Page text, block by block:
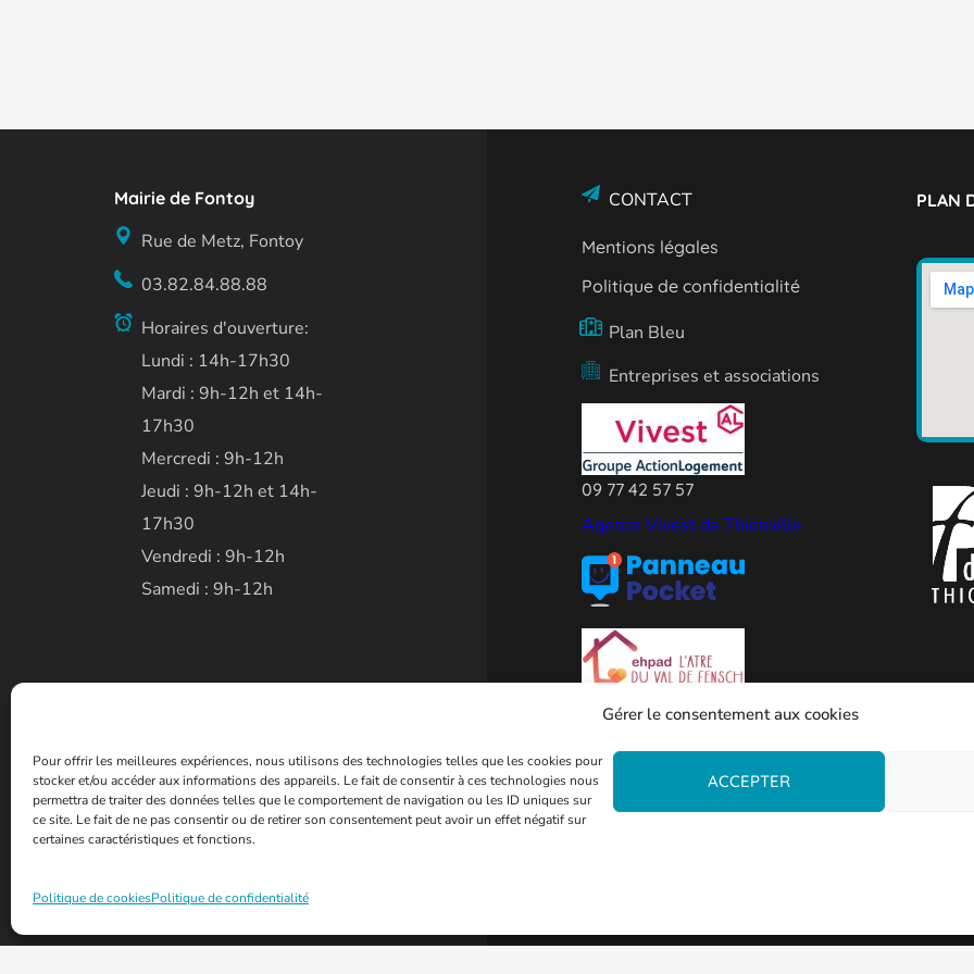
Gérer le consentement aux cookies
Pour offrir les meilleures expériences, nous utilisons des technologies telles que les cookies pour
stocker et/ou accéder aux informations des appareils. Le fait de consentir à ces technologies nous
permettra de traiter des données telles que le comportement de navigation ou les ID uniques sur
ce site. Le fait de ne pas consentir ou de retirer son consentement peut avoir un effet négatif sur
certaines caractéristiques et fonctions.
ACCEPTER
Politique de cookiesPolitique de confidentialité
Mairie de Fontoy
Rue de Metz, Fontoy
03.82.84.88.88
Horaires d'ouverture:
Lundi : 14h-17h30
Mardi : 9h-12h et 14h-
17h30
Mercredi : 9h-12h
Jeudi : 9h-12h et 14h-
17h30
Vendredi : 9h-12h
Samedi : 9h-12h
CONTACT
Mentions légales
Politique de confidentialité
Plan Bleu
Entreprises et associations
09 77 42 57 57
Agence Vivest de Thionville
PLAN